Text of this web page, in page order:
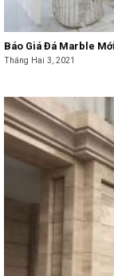
Báo Giá Đá Marble
Tháng Hai 3, 2021